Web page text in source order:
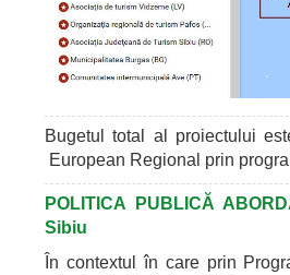
Bugetul total al proiectului
European Regional prin
POLITICA PUBLICĂ
Sibiu
În contextul în care prin